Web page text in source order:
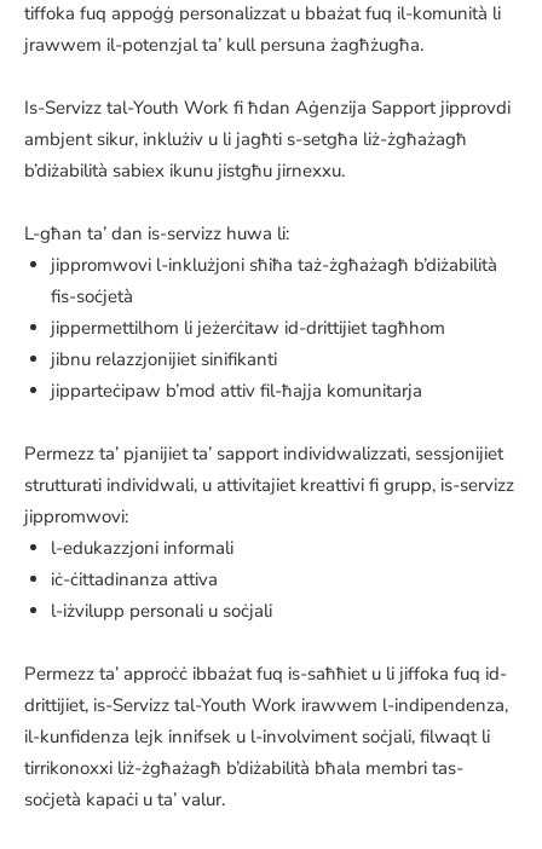
tiffoka fuq appoġġ personalizzat u bbażat fuq il-komunità li
jrawwem il-potenzjal ta’ kull persuna żagħżugħa.
Is-Servizz tal-Youth Work fi ħdan Aġenzija Sapport jipprovdi
ambjent sikur, inklużiv u li jagħti s-setgħa liż-żgħażagħ
b’diżabilità sabiex ikunu jistgħu jirnexxu.
L-għan ta’ dan is-servizz huwa li:
jippromwovi l-inklużjoni sħiħa taż-żgħażagħ b’diżabilità
fis-soċjetà
jippermettilhom li jeżerċitaw id-drittijiet tagħhom
jibnu relazzjonijiet sinifikanti
jipparteċipaw b’mod attiv fil-ħajja komunitarja
Permezz ta’ pjanijiet ta’ sapport individwalizzati, sessjonijiet
strutturati individwali, u attivitajiet kreattivi fi grupp, is-servizz
jippromwovi:
l-edukazzjoni informali
iċ-ċittadinanza attiva
l-iżvilupp personali u soċjali
Permezz ta’ approċċ ibbażat fuq is-saħħiet u li jiffoka fuq id-
drittijiet, is-Servizz tal-Youth Work irawwem l-indipendenza,
il-kunfidenza lejk innifsek u l-involviment soċjali, filwaqt li
tirrikonoxxi liż-żgħażagħ b’diżabilità bħala membri tas-
soċjetà kapaċi u ta’ valur.